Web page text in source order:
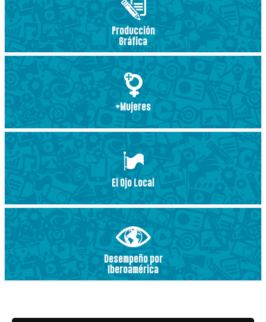
Producción
Gráfica
+Mujeres
El Ojo Local
Desempeño por
Iberoamérica